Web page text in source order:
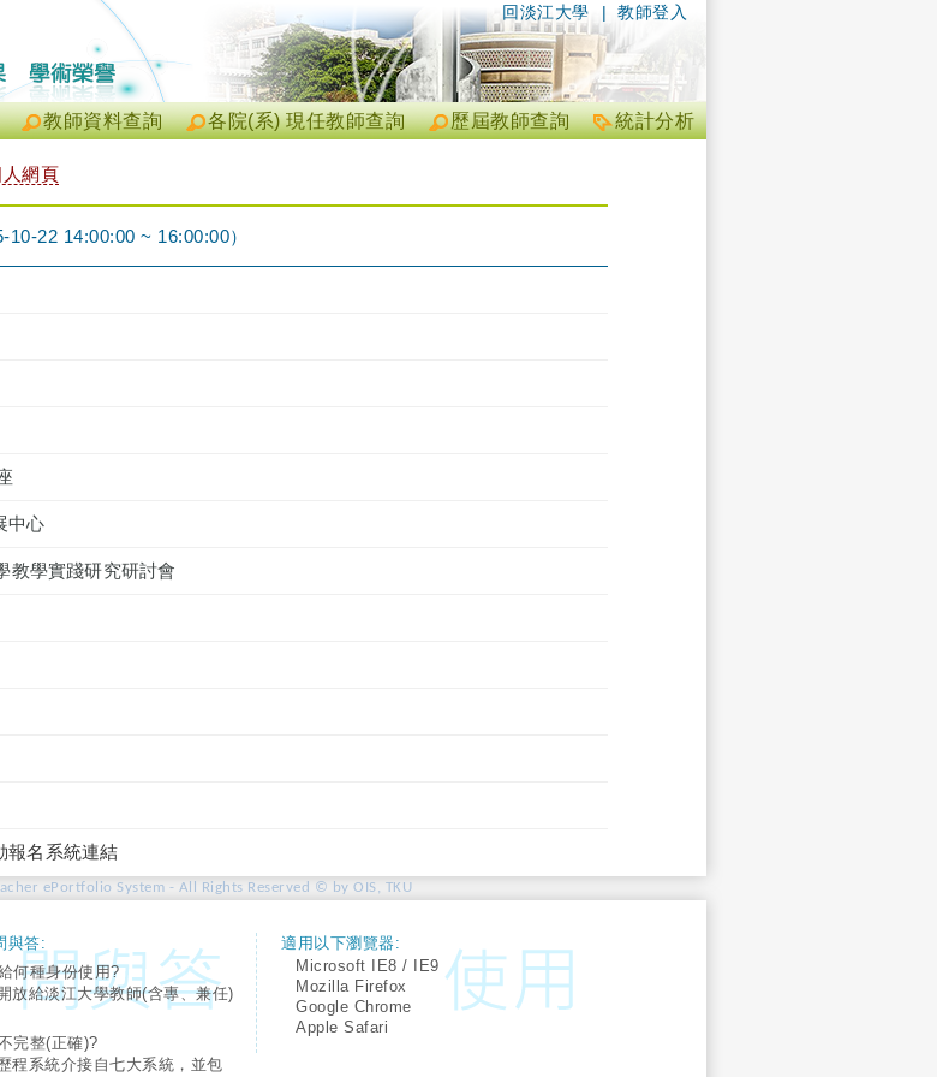
| 教師登入
回淡江大學
統計分析
歷屆教師查詢
各院(系) 現任教師查詢
教師資料查詢
網頁
22 14:00:00 ~ 16:00:00）
中心
教學實踐研究研討會
報名系統連結
ePortfolio System - All Rights Reserved © by OIS, TKU
與答:
何種身份使用?
放給淡江大學教師(含專、兼任)
完整(正確)?
程系統介接自七大系統，並包
適用以下瀏覽器:
Microsoft IE8 / IE9
Mozilla Firefox
Google Chrome
Apple Safari